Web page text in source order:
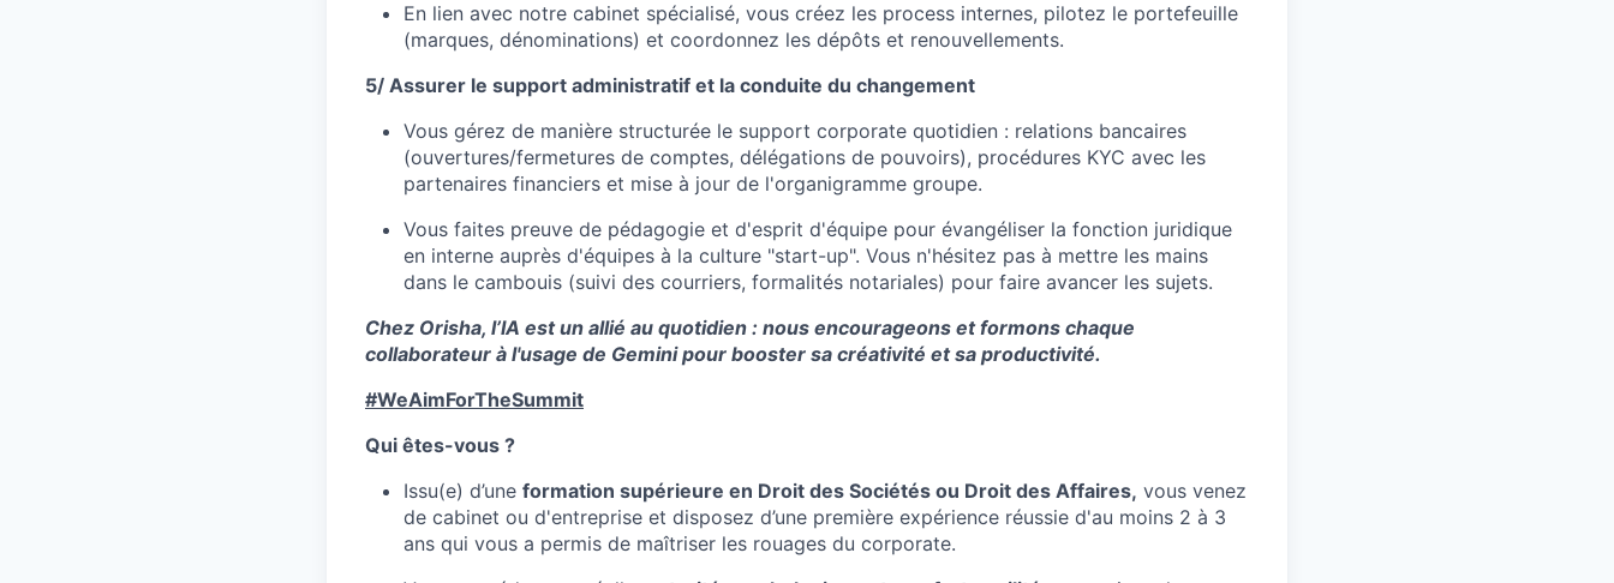
En lien avec notre cabinet spécialisé, vous créez les process internes, pilotez le portefeuille
(marques, dénominations) et coordonnez les dépôts et renouvellements.
5/ Assurer le support administratif et la conduite du changement
Vous gérez de manière structurée le support corporate quotidien : relations bancaires
(ouvertures/fermetures de comptes, délégations de pouvoirs), procédures KYC avec les
partenaires financiers et mise à jour de l'organigramme groupe.
Vous faites preuve de pédagogie et d'esprit d'équipe pour évangéliser la fonction juridique
en interne auprès d'équipes à la culture "start-up". Vous n'hésitez pas à mettre les mains
dans le cambouis (suivi des courriers, formalités notariales) pour faire avancer les sujets.
Chez Orisha, l’IA est un allié au quotidien : nous encourageons et formons chaque
collaborateur à l'usage de Gemini pour booster sa créativité et sa productivité.
#WeAimForTheSummit
Qui êtes-vous ?
Issu(e) d’une formation supérieure en Droit des Sociétés ou Droit des Affaires, vous venez
de cabinet ou d'entreprise et disposez d’une première expérience réussie d'au moins 2 à 3
ans qui vous a permis de maîtriser les rouages du corporate.